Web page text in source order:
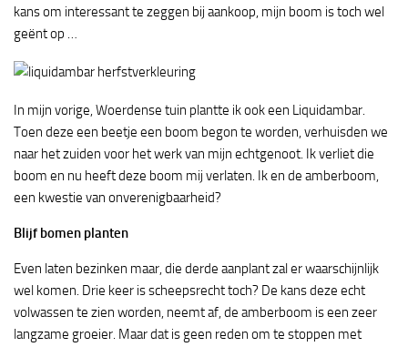
kans om interessant te zeggen bij aankoop, mijn boom is toch wel
geënt op …
In mijn vorige, Woerdense tuin plantte ik ook een Liquidambar.
Toen deze een beetje een boom begon te worden, verhuisden we
naar het zuiden voor het werk van mijn echtgenoot. Ik verliet die
boom en nu heeft deze boom mij verlaten. Ik en de amberboom,
een kwestie van onverenigbaarheid?
Blijf bomen planten
Even laten bezinken maar, die derde aanplant zal er waarschijnlijk
wel komen. Drie keer is scheepsrecht toch? De kans deze echt
volwassen te zien worden, neemt af, de amberboom is een zeer
langzame groeier. Maar dat is geen reden om te stoppen met